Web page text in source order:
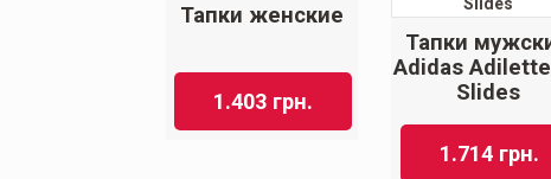
Тапки женские
1.403 грн.
Тапки
Adidas
Slides
1.714 грн.